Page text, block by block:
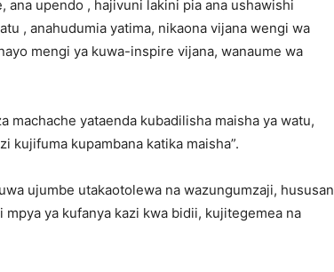
upendo , hajivuni lakini pia ana ushawishi
, anahudumia yatima, nikaona vijana wengi wa
mengi ya kuwa-inspire vijana, wanaume wa
machache yataenda kubadilisha maisha ya watu,
kujifuma kupambana katika maisha”.
ujumbe utakaotolewa na wazungumzaji, hususan
ya kufanya kazi kwa bidii, kujitegemea na